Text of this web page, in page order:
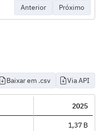
Anterior Próximo
Baixar em .csv Via API
2025
1,37 B